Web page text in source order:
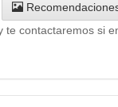
contactaremos si